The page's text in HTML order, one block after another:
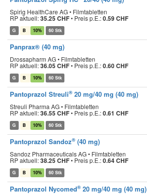
Spirig HealthCare AG • Filmtabletten
RP aktuell:35.25 CHF• Preis p.E.:0.59 CHF
G B 10% 60 Stk
Panprax® (40 mg)
Drossapharm AG • Filmtabletten
RP aktuell:36.05 CHF• Preis p.E.:0.60 CHF
G B 10% 60 Stk
Pantoprazol Streuli® 20 mg/40 mg (40 mg)
Streuli Pharma AG • Filmtabletten
RP aktuell:36.55 CHF• Preis p.E.:0.61 CHF
G B 10% 60 Stk
Pantoprazol Sandoz® (40 mg)
Sandoz Pharmaceuticals AG • Filmtabletten
RP aktuell:38.25 CHF• Preis p.E.:0.64 CHF
G B 10% 60 Stk
Pantoprazol Nycomed® 20 mg/40 mg (40 mg)